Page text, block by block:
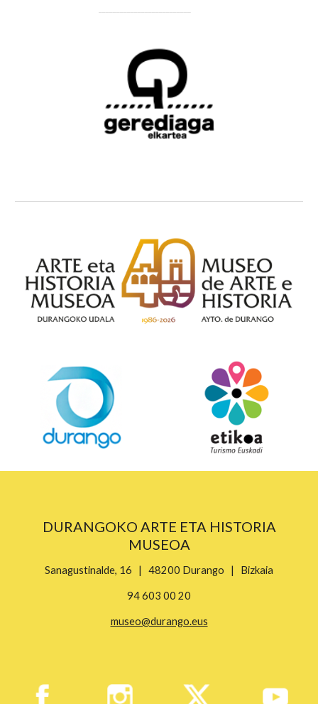
DURANGOKO ARTE ETA HISTORIA
MUSEOA
Sanagustinalde, 16 | 48200 Durango | Bizkaia
94 603 00 20
museo@durango.eus